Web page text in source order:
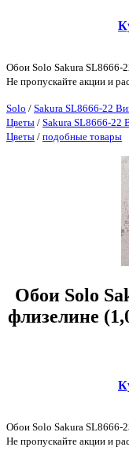
Обои Solo Sakura SL8666-
Не пропускайте акции и
Solo / Sakura SL8666-22
Цветы / Sakura SL8666-22
Цветы / подобные товары
Обои Solo
флизелине
Обои Solo Sakura SL8666-
Не пропускайте акции и